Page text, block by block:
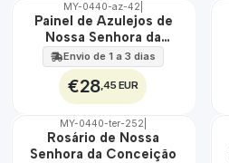
🇵🇹
100%
EXT.
MY-0440-az-42
Painel de Azulejos de
Nossa Senhora da
Conceição 30 cm x 45
cm
Envio de 1 a 3 dias
€28,45 EUR
🇵🇹
100%
MY-0440-ter-252
Rosário de Nossa
Senhora da Conceição